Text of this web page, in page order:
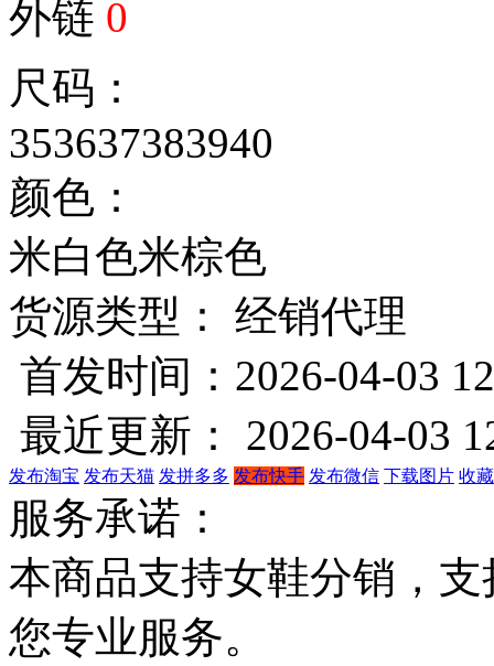
外链 0
尺码：
353637383940
颜色：
米白色米棕色
货源类型： 经销代理
首发时间：2026-04-03
最近更新： 2026-04-03
发布淘宝 发布天猫 发拼多多 发布快手 发布微信 下载图片 收
服务承诺：
本商品支持女鞋分销，
您专业服务。